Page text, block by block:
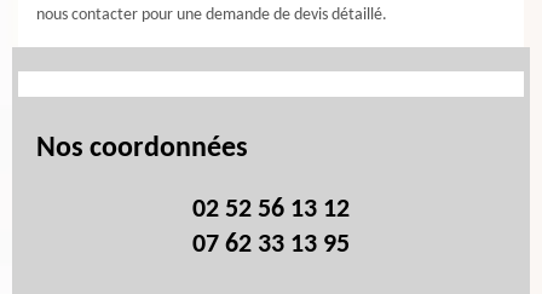
nous contacter pour une demande de devis détaillé.
Nos coordonnées
02 52 56 13 12
07 62 33 13 95